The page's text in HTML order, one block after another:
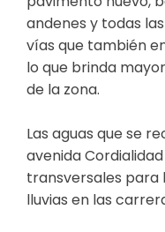
andenes y todas
vías que también
lo que brinda
de la zona.
Las aguas que se
avenida
transversales para
lluvias en las